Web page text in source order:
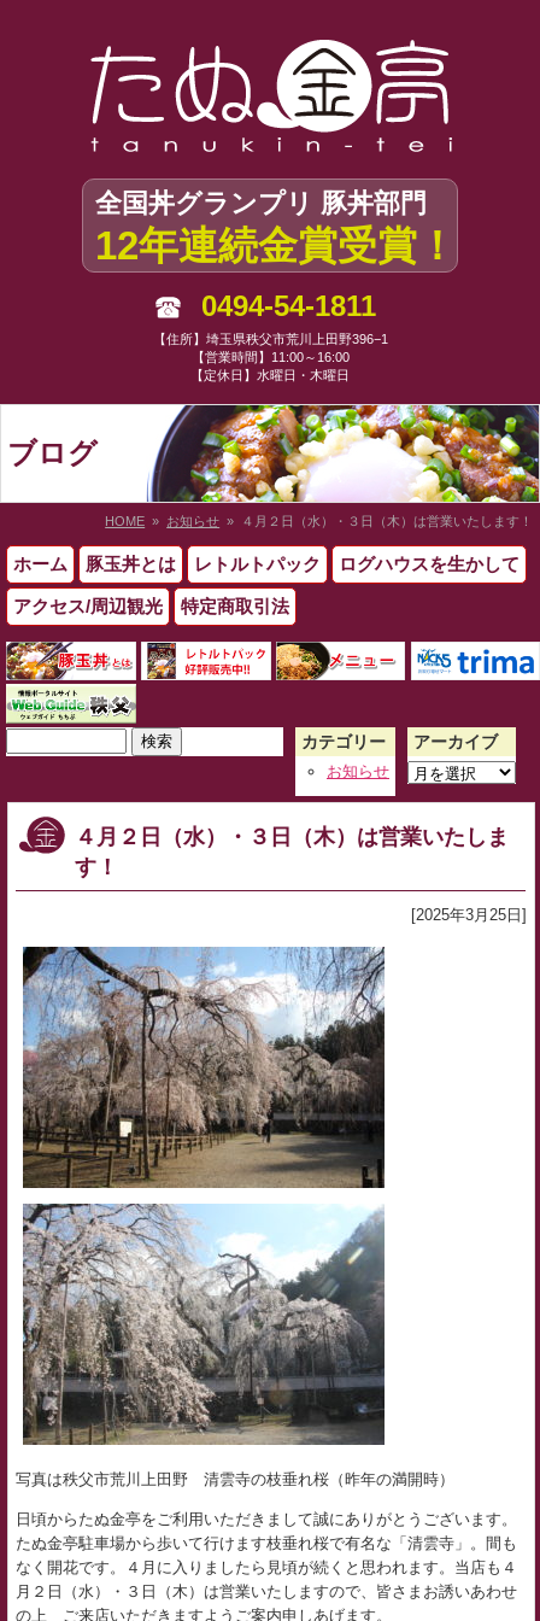
全国丼グランプリ 豚丼部門
12年連続金賞受賞！
0494-54-1811
【住所】埼玉県秩父市荒川上田野396−1
【営業時間】11:00～16:00
【定休日】水曜日・木曜日
ブログ
HOME » お知らせ » ４月２日（水）・３日（木）は営業いたします！
ホーム 豚玉丼とは レトルトパック ログハウスを生かして
アクセス/周辺観光 特定商取引法
索:
カテゴリー
お知らせ
アーカイブ
ア
イ
４月２日（水）・３日（木）は営業いたしま
す！
[2025年3月25日]
写真は秩父市荒川上田野 清雲寺の枝垂れ桜（昨年の満開時）
日頃からたぬ金亭をご利用いただきまして誠にありがとうございます。
たぬ金亭駐車場から歩いて行けます枝垂れ桜で有名な「清雲寺」。間も
なく開花です。４月に入りましたら見頃が続くと思われます。当店も４
月２日（水）・３日（木）は営業いたしますので、皆さまお誘いあわせ
の上 ご来店いただきますようご案内申しあげます。